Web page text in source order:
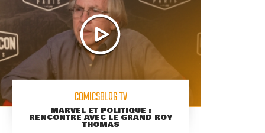
COMICSBLOG TV
MARVEL ET POLITIQUE :
RENCONTRE AVEC LE GRAND ROY
THOMAS